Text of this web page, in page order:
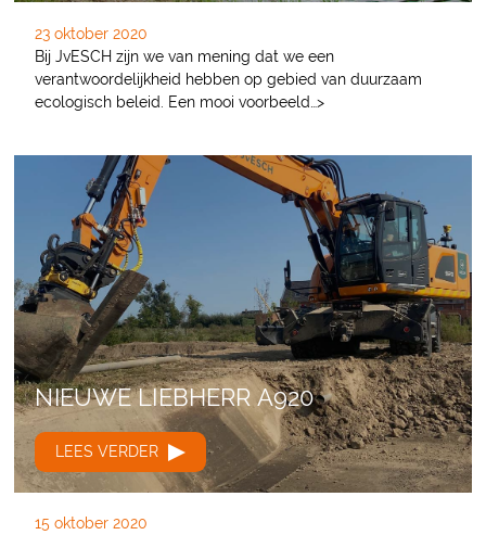
23 oktober 2020
Bij JvESCH zijn we van mening dat we een
verantwoordelijkheid hebben op gebied van duurzaam
ecologisch beleid. Een mooi voorbeeld…>
NIEUWE LIEBHERR A920
LEES VERDER
15 oktober 2020